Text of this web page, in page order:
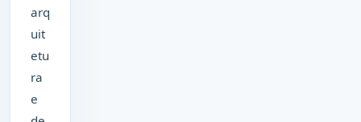
arq
uit
etu
ra
e